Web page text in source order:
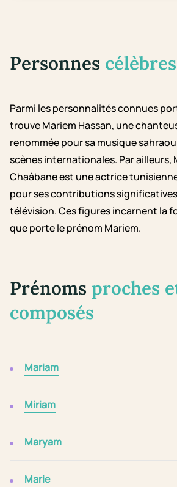
Personnes célèbres
Parmi les personnalités connues
trouve Mariem Hassan, une
renommée pour sa musique
scènes internationales. Par ailleurs,
Chaâbane est une actrice
pour ses contributions
télévision. Ces figures incarnent la
que porte le prénom Mariem.
Prénoms proches
composés
Mariam
Miriam
Maryam
Marie